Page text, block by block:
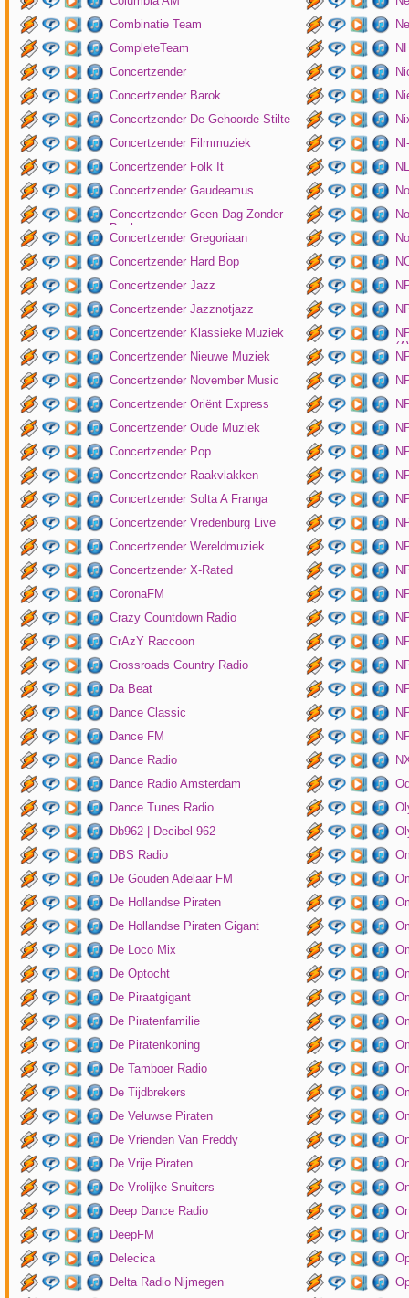
Combinatie Team
CompleteTeam
Concertzender
Concertzender Barok
Concertzender De Gehoorde Stilte
Concertzender Filmmuziek
Concertzender Folk It
Concertzender Gaudeamus
Concertzender Geen Dag Zonder
Bach
Concertzender Gregoriaan
Concertzender Hard Bop
Concertzender Jazz
Concertzender Jazznotjazz
Concertzender Klassieke Muziek
Concertzender Nieuwe Muziek
Concertzender November Music
Concertzender Oriënt Express
Concertzender Oude Muziek
Concertzender Pop
Concertzender Raakvlakken
Concertzender Solta A Franga
Concertzender Vredenburg Live
Concertzender Wereldmuziek
Concertzender X-Rated
CoronaFM
Crazy Countdown Radio
CrAzY Raccoon
Crossroads Country Radio
Da Beat
Dance Classic
Dance FM
Dance Radio
Dance Radio Amsterdam
Dance Tunes Radio
Db962 | Decibel 962
DBS Radio
De Gouden Adelaar FM
De Hollandse Piraten
De Hollandse Piraten Gigant
De Loco Mix
De Optocht
De Piraatgigant
De Piratenfamilie
De Piratenkoning
De Tamboer Radio
De Tijdbrekers
De Veluwse Piraten
De Vrienden Van Freddy
De Vrije Piraten
De Vrolijke Snuiters
Deep Dance Radio
DeepFM
Delecica
Delta Radio Nijmegen